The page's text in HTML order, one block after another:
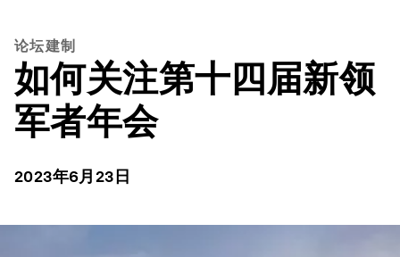
论坛建制
如何关注第十四届新领
军者年会
2023年6月23日